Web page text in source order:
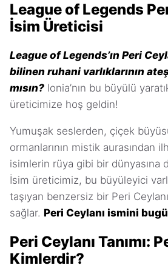
League of Legends
İsim Üreticisi
League of Legends’ın Peri
bilinen ruhani varlıklarının
mısın? Ionia’nın bu büyülü
üreticimize hoş geldin!
Yumuşak seslerden, çiçek
ormanlarının mistik aurasından
isimlerin rüya gibi bir dünyasına
İsim üreticimiz, bu büyüleyici
taşıyan benzersiz bir Peri
sağlar. Peri Ceylanı ismini
Peri Ceylanı Tanımı:
Kimlerdir?